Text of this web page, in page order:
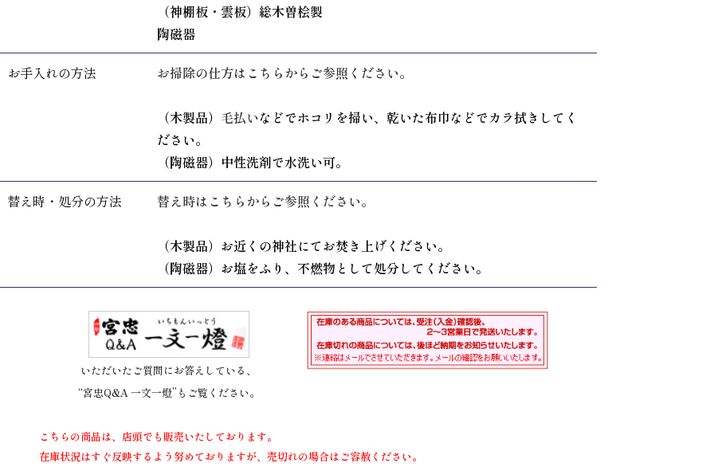
（神棚板・雲板）総木曽桧製
陶磁器
お手入れの方法 お掃除の仕方はこちらからご参照ください。
（木製品） 毛払いなどでホコリを掃い、乾いた布巾などでカラ拭きしてく
ださい。
（陶磁器）中性洗剤で水洗い可。
替え時・処分の方法 替え時はこちらからご参照ください。
（木製品）お近くの神社にてお焚き上げください。
（陶磁器）お塩をふり、不燃物として処分してください。
いただいたご質問にお答えしている、
“宮忠Q&A 一文一燈”もご覧ください。
こちらの商品は、店頭でも販売いたしております。
在庫状況はすぐ反映するよう努めておりますが、売切れの場合はご容赦ください。